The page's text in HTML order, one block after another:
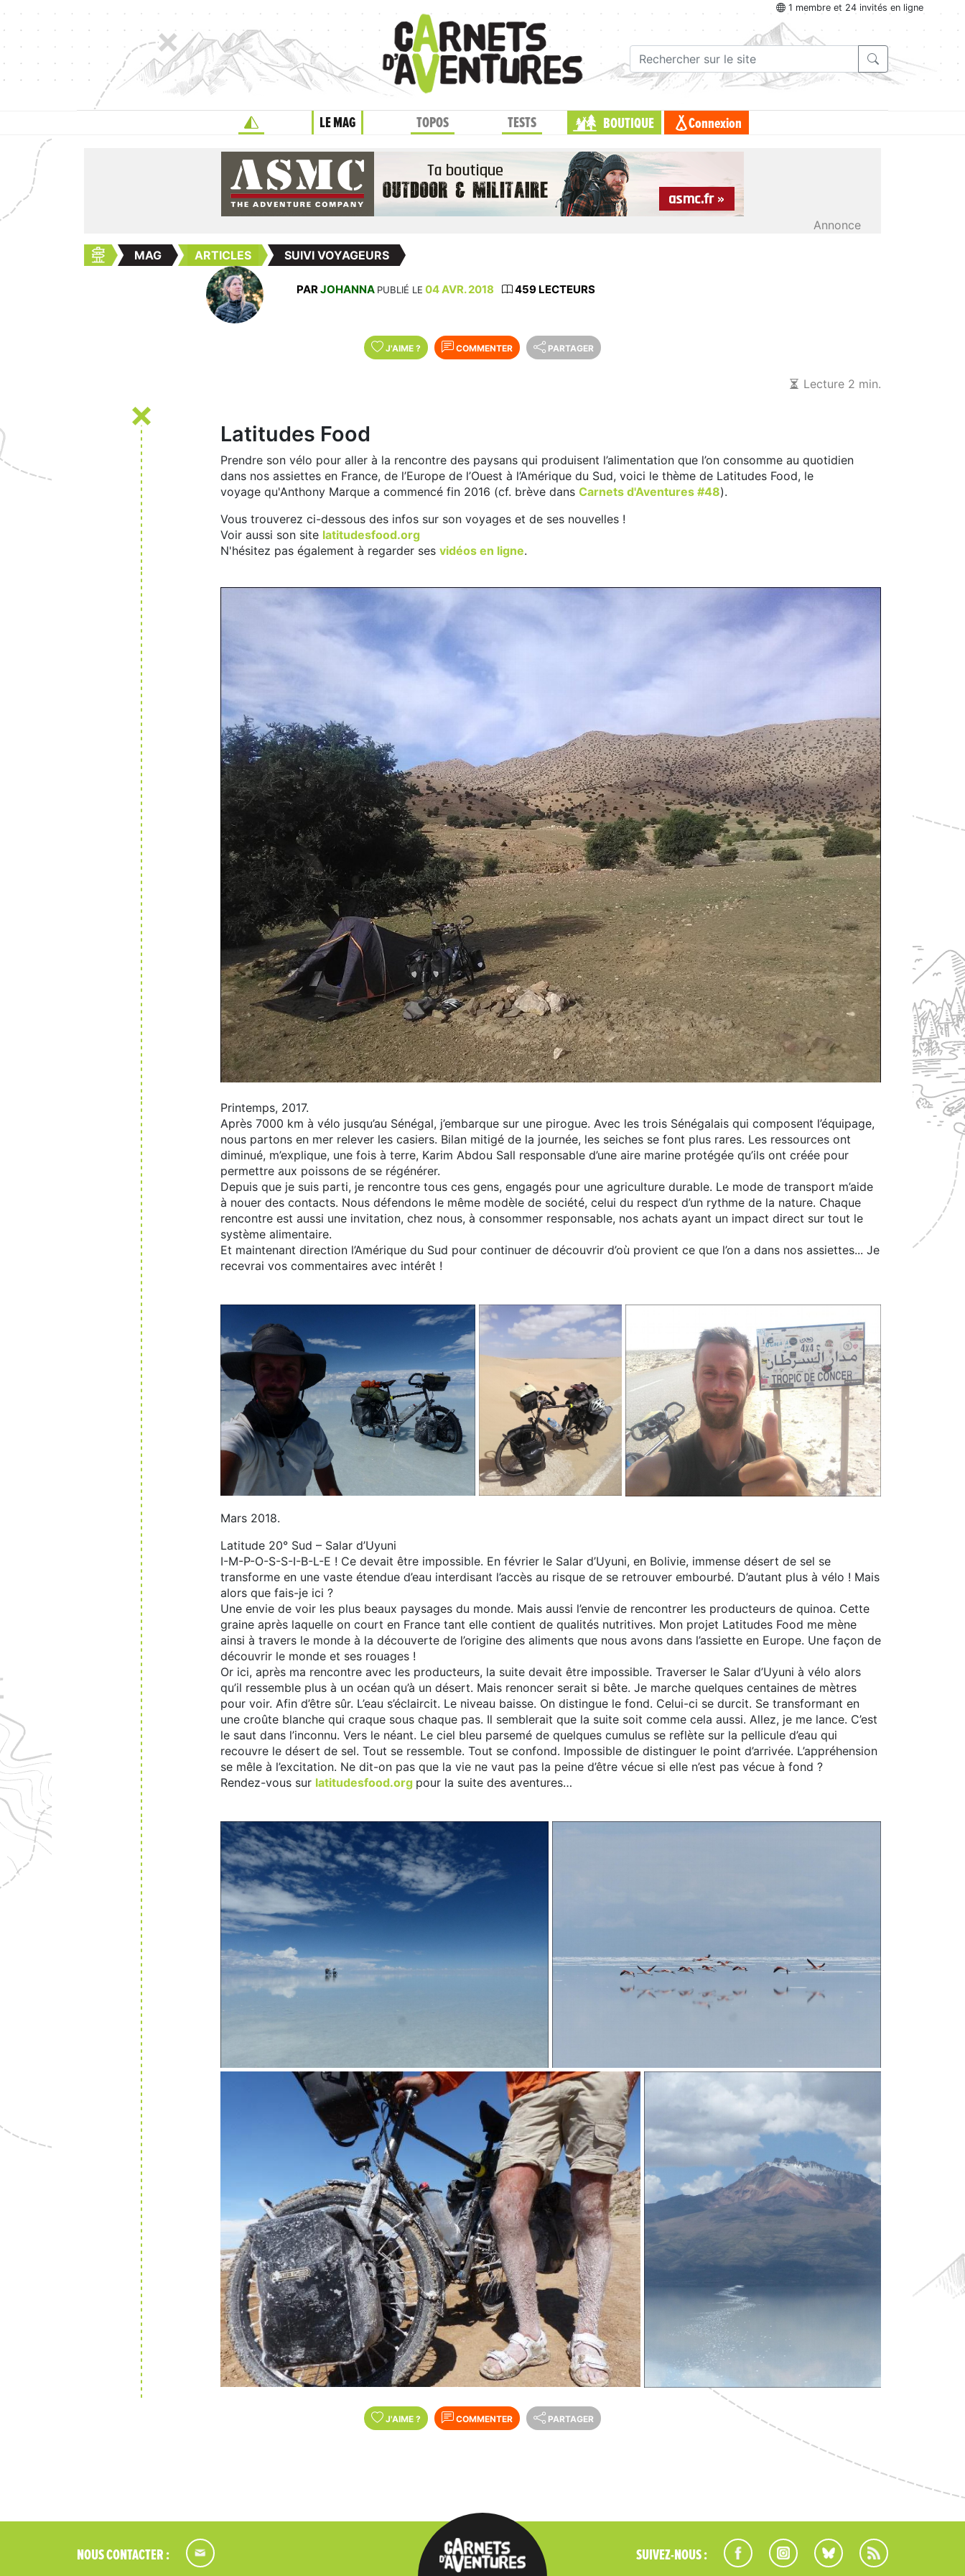
1 membre et 24 invités en ligne
LE MAG TOPOS TESTS BOUTIQUE Connexion
Annonce
MAG ARTICLES SUIVI VOYAGEURS
PARJOHANNA PUBLIÉ LE 04 AVR. 2018 459 LECTEURS
J'AIME ? COMMENTER PARTAGER
Lecture 2 min.
Latitudes Food
Prendre son vélo pour aller à la rencontre des paysans qui produisent l’alimentation que l’on consomme au quotidien
dans nos assiettes en France, de l’Europe de l’Ouest à l’Amérique du Sud, voici le thème de Latitudes Food, le
voyage qu'Anthony Marque a commencé fin 2016 (cf. brève dans Carnets d'Aventures #48).
Vous trouverez ci-dessous des infos sur son voyages et de ses nouvelles !
Voir aussi son site latitudesfood.org
N'hésitez pas également à regarder ses vidéos en ligne.
Printemps, 2017.
Après 7000 km à vélo jusqu’au Sénégal, j’embarque sur une pirogue. Avec les trois Sénégalais qui composent l’équipage,
nous partons en mer relever les casiers. Bilan mitigé de la journée, les seiches se font plus rares. Les ressources ont
diminué, m’explique, une fois à terre, Karim Abdou Sall responsable d’une aire marine protégée qu’ils ont créée pour
permettre aux poissons de se régénérer.
Depuis que je suis parti, je rencontre tous ces gens, engagés pour une agriculture durable. Le mode de transport m’aide
à nouer des contacts. Nous défendons le même modèle de société, celui du respect d’un rythme de la nature. Chaque
rencontre est aussi une invitation, chez nous, à consommer responsable, nos achats ayant un impact direct sur tout le
système alimentaire.
Et maintenant direction l’Amérique du Sud pour continuer de découvrir d’où provient ce que l’on a dans nos assiettes... Je
recevrai vos commentaires avec intérêt !
Mars 2018.
Latitude 20° Sud – Salar d’Uyuni
I-M-P-O-S-S-I-B-L-E ! Ce devait être impossible. En février le Salar d’Uyuni, en Bolivie, immense désert de sel se
transforme en une vaste étendue d’eau interdisant l’accès au risque de se retrouver embourbé. D’autant plus à vélo ! Mais
alors que fais-je ici ?
Une envie de voir les plus beaux paysages du monde. Mais aussi l’envie de rencontrer les producteurs de quinoa. Cette
graine après laquelle on court en France tant elle contient de qualités nutritives. Mon projet Latitudes Food me mène
ainsi à travers le monde à la découverte de l’origine des aliments que nous avons dans l’assiette en Europe. Une façon de
découvrir le monde et ses rouages !
Or ici, après ma rencontre avec les producteurs, la suite devait être impossible. Traverser le Salar d’Uyuni à vélo alors
qu’il ressemble plus à un océan qu’à un désert. Mais renoncer serait si bête. Je marche quelques centaines de mètres
pour voir. Afin d’être sûr. L’eau s’éclaircit. Le niveau baisse. On distingue le fond. Celui-ci se durcit. Se transformant en
une croûte blanche qui craque sous chaque pas. Il semblerait que la suite soit comme cela aussi. Allez, je me lance. C’est
le saut dans l’inconnu. Vers le néant. Le ciel bleu parsemé de quelques cumulus se reflète sur la pellicule d’eau qui
recouvre le désert de sel. Tout se ressemble. Tout se confond. Impossible de distinguer le point d’arrivée. L’appréhension
se mêle à l’excitation. Ne dit-on pas que la vie ne vaut pas la peine d’être vécue si elle n’est pas vécue à fond ?
Rendez-vous sur latitudesfood.org pour la suite des aventures…
J'AIME ? COMMENTER PARTAGER
NOUS CONTACTER : SUIVEZ-NOUS :